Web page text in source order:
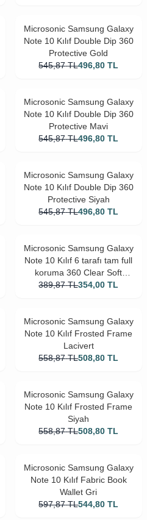
Microsonic Samsung Galaxy
Note 10 Kılıf Double Dip 360
Protective Gold
545,87 TL496,80 TL
Microsonic Samsung Galaxy
Note 10 Kılıf Double Dip 360
Protective Mavi
545,87 TL496,80 TL
Microsonic Samsung Galaxy
Note 10 Kılıf Double Dip 360
Protective Siyah
545,87 TL496,80 TL
Microsonic Samsung Galaxy
Note 10 Kılıf 6 tarafı tam full
koruma 360 Clear Soft
Şeffaf
389,87 TL354,00 TL
Microsonic Samsung Galaxy
Note 10 Kılıf Frosted Frame
Lacivert
558,87 TL508,80 TL
Microsonic Samsung Galaxy
Note 10 Kılıf Frosted Frame
Siyah
558,87 TL508,80 TL
Microsonic Samsung Galaxy
Note 10 Kılıf Fabric Book
Wallet Gri
597,87 TL544,80 TL